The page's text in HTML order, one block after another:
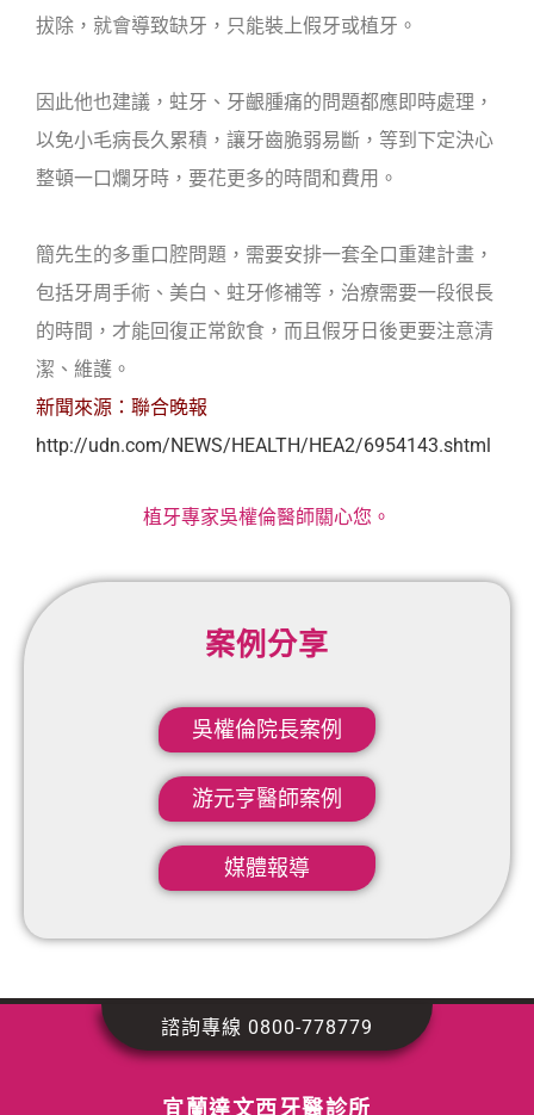
案例分享
吳權倫院長案例​
游元亨醫師案例
媒體報導
拔除，就會導致缺牙，只能裝上假牙或植牙。
因此他也建議，蛀牙、牙齦腫痛的問題都應即時處理，
以免小毛病長久累積，讓牙齒脆弱易斷，等到下定決心
整頓一口爛牙時，要花更多的時間和費用。
簡先生的多重口腔問題，需要安排一套全口重建計畫，
包括牙周手術、美白、蛀牙修補等，治療需要一段很長
的時間，才能回復正常飲食，而且假牙日後更要注意清
潔、維護。
新聞來源：聯合晚報
http://udn.com/NEWS/HEALTH/HEA2/6954143.shtml
植牙專家吳權倫醫師關心您。
宜蘭達文西牙醫診所
諮詢專線 0800-778779